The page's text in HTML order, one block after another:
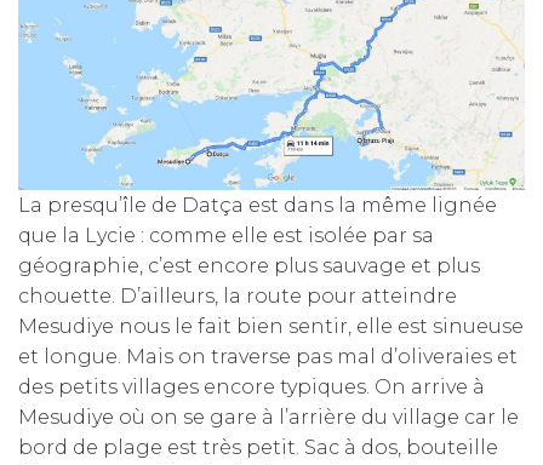
La presqu’île de Datça est dans la même lignée
que la Lycie : comme elle est isolée par sa
géographie, c’est encore plus sauvage et plus
chouette. D’ailleurs, la route pour atteindre
Mesudiye nous le fait bien sentir, elle est sinueuse
et longue. Mais on traverse pas mal d’oliveraies et
des petits villages encore typiques. On arrive à
Mesudiye où on se gare à l’arrière du village car le
bord de plage est très petit. Sac à dos, bouteille